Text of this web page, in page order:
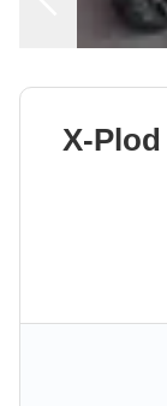
X-Plod